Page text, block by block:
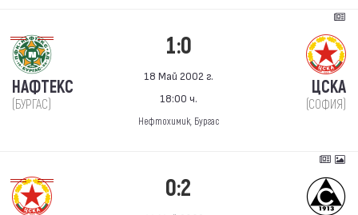
НАФТЕКС
(БУРГАС)
1:0
18 Май 2002 г.
18:00 ч.
Нефтохимик, Бургас
ЦСКА
(СОФИЯ)
0:2